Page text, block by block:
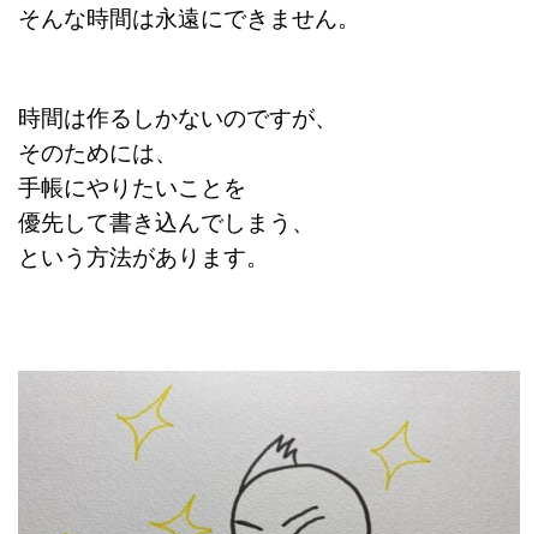
そんな時間は永遠にできません。
時間は作るしかないのですが、
そのためには、
手帳にやりたいことを
優先して書き込んでしまう、
という方法があります。